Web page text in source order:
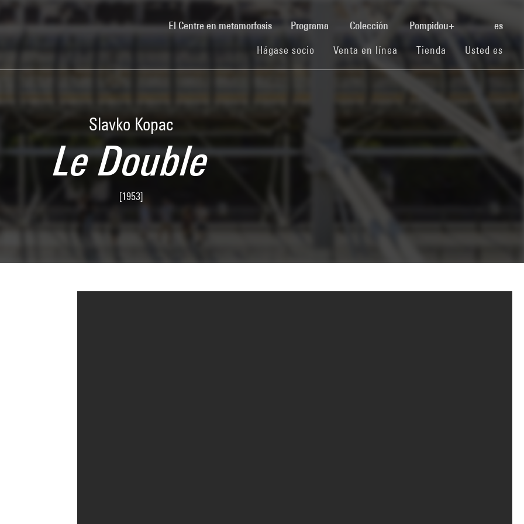
El Centre en metamorfosis(current)Programa Colección Pompidou+ es
Hágase socio (current)
Venta en línea (current)
Tienda (current)
Usted es
Slavko Kopac
Le Double
[1953]